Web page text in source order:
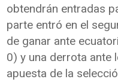
obtendrán entradas
parte entró en el
de ganar ante
0) y una derrota ante
apuesta de la